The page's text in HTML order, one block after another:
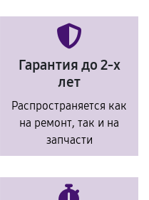
Гарантия до 2-х
лет
Распространяется как
на ремонт, так и на
запчасти